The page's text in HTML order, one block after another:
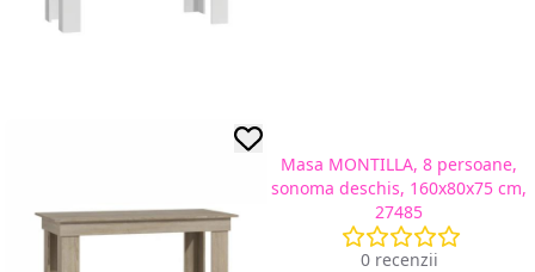
Masa MONTILLA, 8 persoane,
sonoma deschis, 160x80x75 cm,
27485
0 recenzii